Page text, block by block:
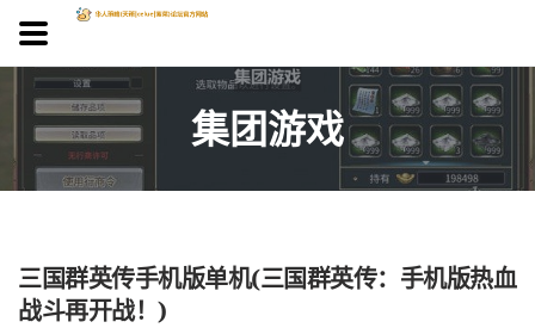
集团游戏
三国群英传手机版单机(三国群英传：手机版热血
战斗再开战！)